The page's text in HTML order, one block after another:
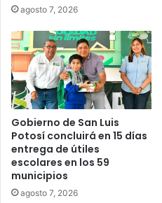
agosto 7, 2026
Gobierno de San Luis
Potosí concluirá en 15 días
entrega de útiles
escolares en los 59
municipios
agosto 7, 2026